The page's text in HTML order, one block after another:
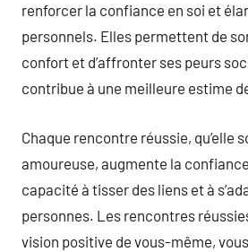
renforcer la confiance en soi et
personnels. Elles permettent de
confort et d’affronter ses peurs
contribue à une meilleure estime
Chaque rencontre réussie, qu’elle
amoureuse, augmente la
capacité à tisser des liens et à
personnes. Les rencontres
vision positive de vous-même,